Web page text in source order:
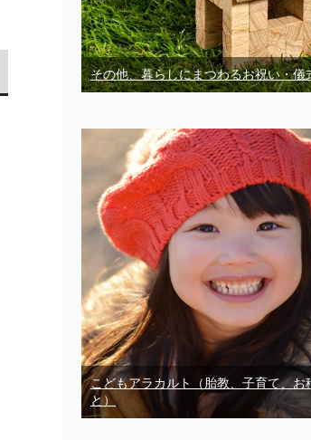
その他、暮らしにまつわるお祝い・儀
こどもアラカルト（胎教、子育て、お
と）